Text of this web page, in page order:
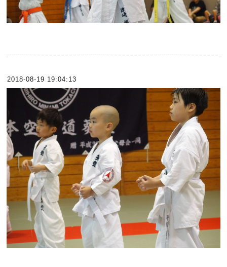
2018-08-19 19:04:13